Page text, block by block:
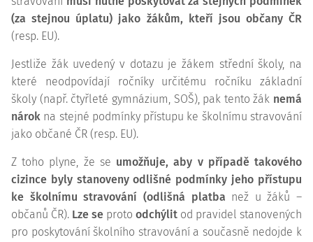
(za stejnou úplatu) jako žákům, kteří jsou občany ČR
(resp. EU).
Jestliže žák uvedený v dotazu je žákem střední školy, na
které neodpovídají ročníky určitému ročníku základní
školy (např. čtyřleté gymnázium, SOŠ), pak tento žák nemá
nárok na stejné podmínky přístupu ke školnímu stravování
jako občané ČR (resp. EU).
Z toho plyne, že se umožňuje, aby v případě takového
cizince byly stanoveny odlišné podmínky jeho přístupu
ke školnímu stravování (odlišná platba než u žáků –
občanů ČR). Lze se proto odchýlit od pravidel stanovených
pro poskytování školního stravování a současně nedojde k